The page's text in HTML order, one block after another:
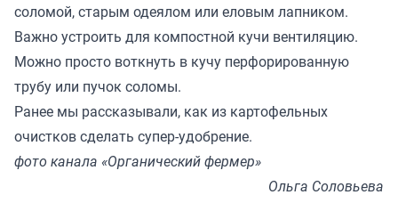
соломой, старым одеялом или еловым лапником.
Важно устроить для компостной кучи вентиляцию.
Можно просто воткнуть в кучу перфорированную
трубу или пучок соломы.
Ранее мы рассказывали, как из картофельных
очистков сделать супер-удобрение.
фото канала «Органический фермер»
Ольга Соловьева